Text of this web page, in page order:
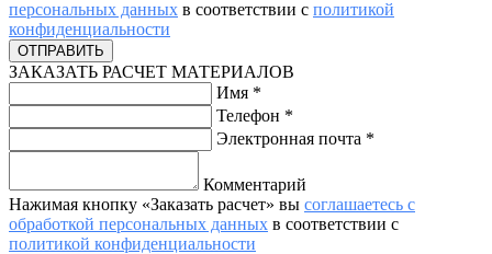
персональных данных в соответствии с политикой
конфиденциальности
ЗАКАЗАТЬ РАСЧЕТ МАТЕРИАЛОВ
Имя *
Телефон *
Электронная почта *
Комментарий
Нажимая кнопку «Заказать расчет» вы соглашаетесь с
обработкой персональных данных в соответствии с
политикой конфиденциальности